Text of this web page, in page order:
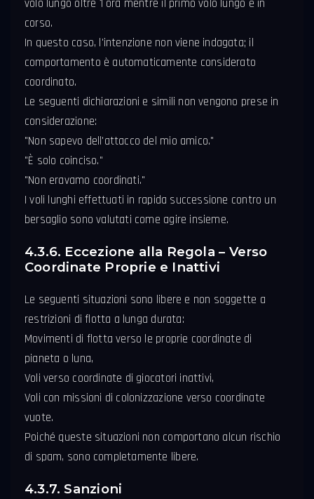
volo lungo oltre 1 ora mentre il primo volo lungo è in
corso.
In questo caso, l'intenzione non viene indagata; il
comportamento è automaticamente considerato
coordinato.
Le seguenti dichiarazioni e simili non vengono prese in
considerazione:
"Non sapevo dell'attacco del mio amico."
"È solo coinciso."
"Non eravamo coordinati."
I voli lunghi effettuati in rapida successione contro un
bersaglio sono valutati come agire insieme.
4.3.6. Eccezione alla Regola – Verso
Coordinate Proprie e Inattivi
Le seguenti situazioni sono libere e non soggette a
restrizioni di flotta a lunga durata:
Movimenti di flotta verso le proprie coordinate di
pianeta o luna,
Voli verso coordinate di giocatori inattivi,
Voli con missioni di colonizzazione verso coordinate
vuote.
Poiché queste situazioni non comportano alcun rischio
di spam, sono completamente libere.
4.3.7. Sanzioni